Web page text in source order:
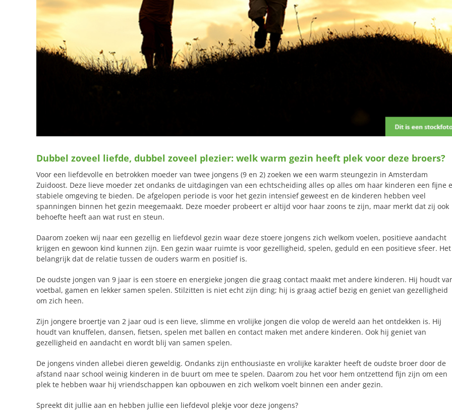
Dubbel zoveel liefde, dubbel zoveel plezier: welk warm gezin heeft plek voor deze broers?
Voor een liefdevolle en betrokken moeder van twee jongens (9 en 2) zoeken we een warm steungezin in Amsterdam
Zuidoost. Deze lieve moeder zet ondanks de uitdagingen van een echtscheiding alles op alles om haar kinderen een fijne
stabiele omgeving te bieden. De afgelopen periode is voor het gezin intensief geweest en de kinderen hebben veel
spanningen binnen het gezin meegemaakt. Deze moeder probeert er altijd voor haar zoons te zijn, maar merkt dat zij ook
behoefte heeft aan wat rust en steun.
Daarom zoeken wij naar een gezellig en liefdevol gezin waar deze stoere jongens zich welkom voelen, positieve aandacht
krijgen en gewoon kind kunnen zijn. Een gezin waar ruimte is voor gezelligheid, spelen, geduld en een positieve sfeer.
belangrijk dat de relatie tussen de ouders warm en positief is.
De oudste jongen van 9 jaar is een stoere en energieke jongen die graag contact maakt met andere kinderen. Hij houdt
voetbal, gamen en lekker samen spelen. Stilzitten is niet echt zijn ding; hij is graag actief bezig en geniet van gezelligheid
om zich heen.
Zijn jongere broertje van 2 jaar oud is een lieve, slimme en vrolijke jongen die volop de wereld aan het ontdekken is. Hij
houdt van knuffelen, dansen, fietsen, spelen met ballen en contact maken met andere kinderen. Ook hij geniet van
gezelligheid en aandacht en wordt blij van samen spelen.
De jongens vinden allebei dieren geweldig. Ondanks zijn enthousiaste en vrolijke karakter heeft de oudste broer door de
afstand naar school weinig kinderen in de buurt om mee te spelen. Daarom zou het voor hem ontzettend fijn zijn om een
plek te hebben waar hij vriendschappen kan opbouwen en zich welkom voelt binnen een ander gezin.
Spreekt dit jullie aan en hebben jullie een liefdevol plekje voor deze jongens?